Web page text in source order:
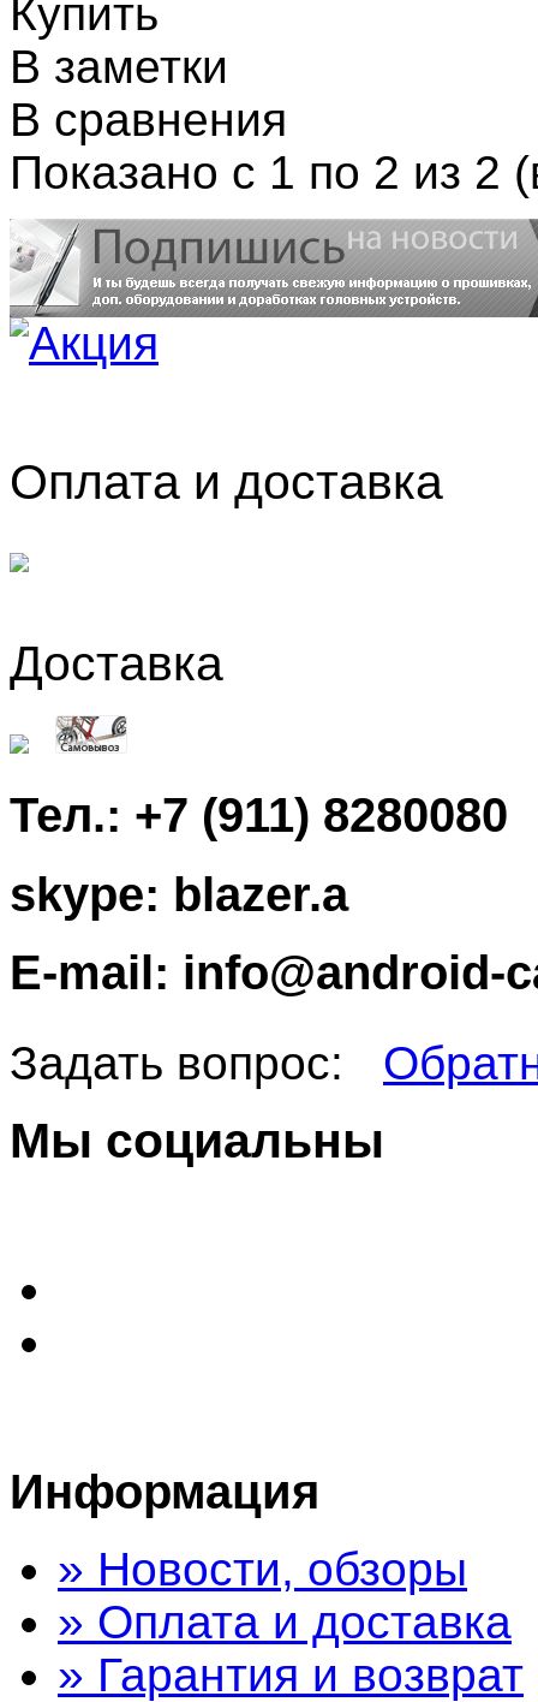
Купить
В заметки
В сравнения
Показано с 1 по 2 из 2
Оплата и доставка
Доставка
Тел.: +7 (911) 8280080
skype: blazer.a
E-mail: info@android-
Задать вопрос:
Мы социальны
Информация
» Новости, обзоры
» Оплата и доставка
» Гарантия и возврат